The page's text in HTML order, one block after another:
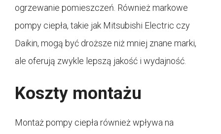
ogrzewanie pomieszczeń. Również markowe
pompy ciepła, takie jak Mitsubishi Electric czy
Daikin, mogą być droższe niż mniej znane marki,
ale oferują zwykle lepszą jakość i wydajność.
Koszty montażu
Montaż pompy ciepła również wpływa na